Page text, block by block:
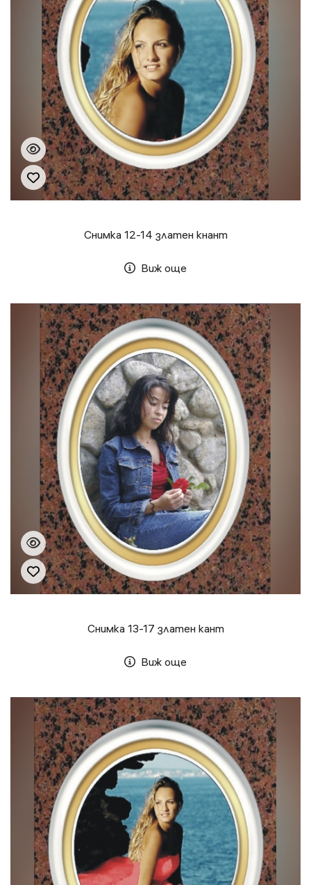
Снимка 12-14 златен кнант
Виж още
Снимка 13-17 златен кант
Виж още